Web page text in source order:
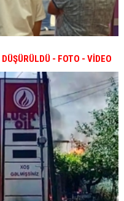
DÜŞÜRÜLDÜ - FOTO - VİDEO